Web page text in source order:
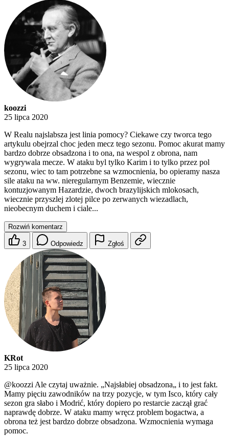
koozzi
25 lipca 2020
W Realu najslabsza jest linia pomocy? Ciekawe czy tworca tego
artykulu obejrzal choc jeden mecz tego sezonu. Pomoc akurat mamy
bardzo dobrze obsadzona i to ona, na wespol z obrona, nam
wygrywala mecze. W ataku byl tylko Karim i to tylko przez pol
sezonu, wiec to tam potrzebne sa wzmocnienia, bo opieramy nasza
sile ataku na ww. nieregularnym Benzemie, wiecznie
kontuzjowanym Hazardzie, dwoch brazylijskich mlokosach,
wiecznie przyszlej zlotej pilce po zerwanych wiezadlach,
nieobecnym duchem i ciale...
Rozwiń komentarz
3 Odpowiedz Zgłoś
KRot
25 lipca 2020
@koozzi Ale czytaj uważnie. „Najsłabiej obsadzona„ i to jest fakt.
Mamy pięciu zawodników na trzy pozycje, w tym Isco, który cały
sezon gra słabo i Modrić, który dopiero po restarcie zaczął grać
naprawdę dobrze. W ataku mamy wręcz problem bogactwa, a
obrona też jest bardzo dobrze obsadzona. Wzmocnienia wymaga
pomoc.